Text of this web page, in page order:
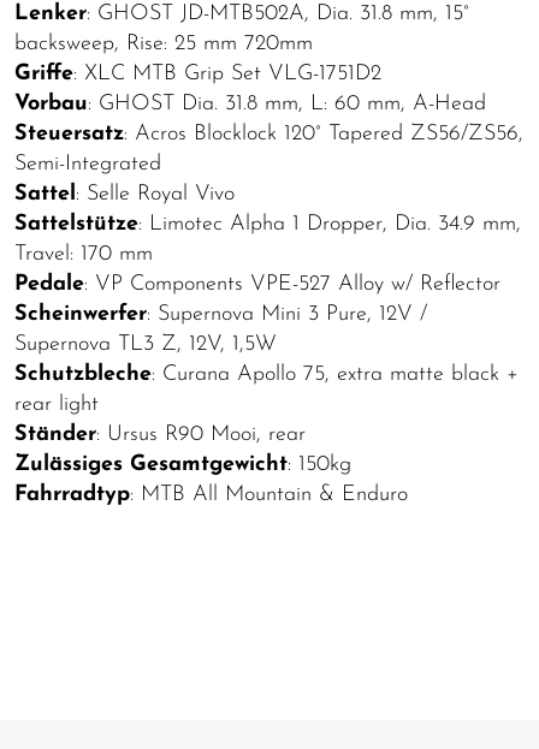
Lenker: GHOST JD-MTB502A, Dia. 31.8 mm, 15°
backsweep, Rise: 25 mm 720mm
Griffe: XLC MTB Grip Set VLG-1751D2
Vorbau: GHOST Dia. 31.8 mm, L: 60 mm, A-Head
Steuersatz: Acros Blocklock 120° Tapered ZS56/ZS56,
Semi-Integrated
Sattel : Selle Royal Vivo
Sattelstütze: Limotec Alpha 1 Dropper, Dia. 34.9 mm,
Travel: 170 mm
Pedale: VP Components VPE-527 Alloy w/ Reflector
Scheinwerfer: Supernova Mini 3 Pure, 12V /
Supernova TL3 Z, 12V, 1,5W
Schutzbleche: Curana Apollo 75, extra matte black +
rear light
Ständer: Ursus R90 Mooi, rear
Zulässiges Gesamtgewicht: 150kg
Fahrradtyp: MTB All Mountain & Enduro